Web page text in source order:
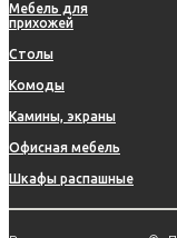
Мебель для
прихожей
Столы
Комоды
Камины, экраны
Офисная мебель
Шкафы распашные